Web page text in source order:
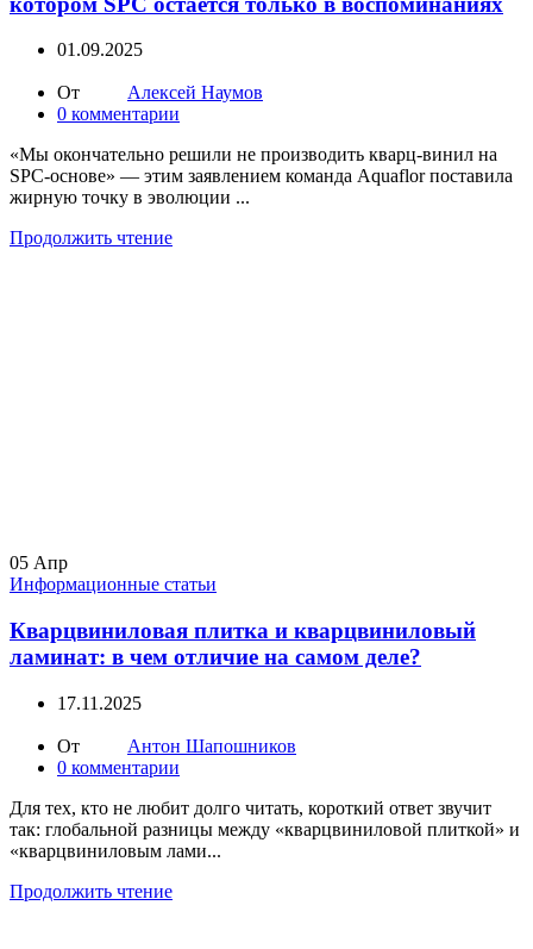
01.09.2025
От
Алексей Наумов
0 комментарии
«Мы окончательно решили не производить кварц-винил на
SPC-основе» — этим заявлением команда Aquaflor поставила
жирную точку в эволюции ...
Продолжить чтение
05 Апр
Информационные статьи
Кварцвиниловая плитка и кварцвиниловый
ламинат: в чем отличие на самом деле?
17.11.2025
От
Антон Шапошников
0 комментарии
Для тех, кто не любит долго читать, короткий ответ звучит
так: глобальной разницы между «кварцвиниловой плиткой» и
«кварцвиниловым лами...
Продолжить чтение